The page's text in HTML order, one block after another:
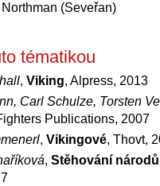
(Seveřan)
tématikou
, Viking, Alpress, 2013
Carl Schulze, Torsten
Publications, 2007
, Vikingové, Thovt,
, Stěhování